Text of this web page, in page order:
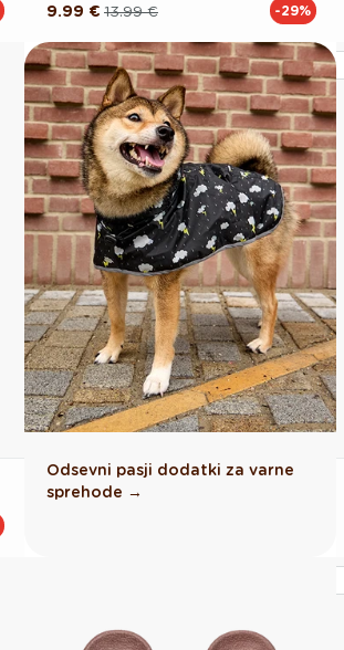
Redna 13.99 €
Akcijska
9.99 € -29%
Odsevni pasji dodatki za varne
sprehode →